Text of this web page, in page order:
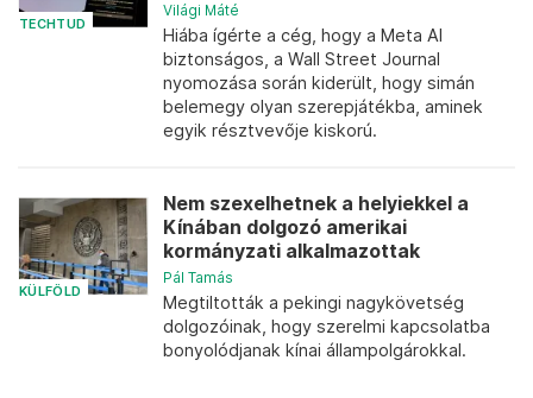
TECHTUD
Világi Máté
Hiába ígérte a cég, hogy a Meta AI
biztonságos, a Wall Street Journal
nyomozása során kiderült, hogy simán
belemegy olyan szerepjátékba, aminek
egyik résztvevője kiskorú.
KÜLFÖLD
Nem szexelhetnek a helyiekkel a
Kínában dolgozó amerikai
kormányzati alkalmazottak
Pál Tamás
Megtiltották a pekingi nagykövetség
dolgozóinak, hogy szerelmi kapcsolatba
bonyolódjanak kínai állampolgárokkal.